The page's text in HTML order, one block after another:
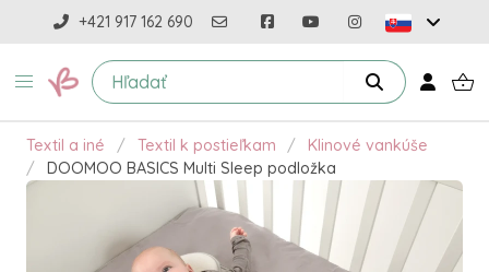
+421 917 162 690
Textil a iné Textil k postieľkam
Klinové vankúše
DOOMOO BASICS Multi Sleep podložka